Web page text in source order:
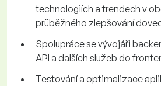
technologiích a trendech v
průběžného zlepšování
Spolupráce se vývojáři
API a dalších služeb do
Testování a optimalizace